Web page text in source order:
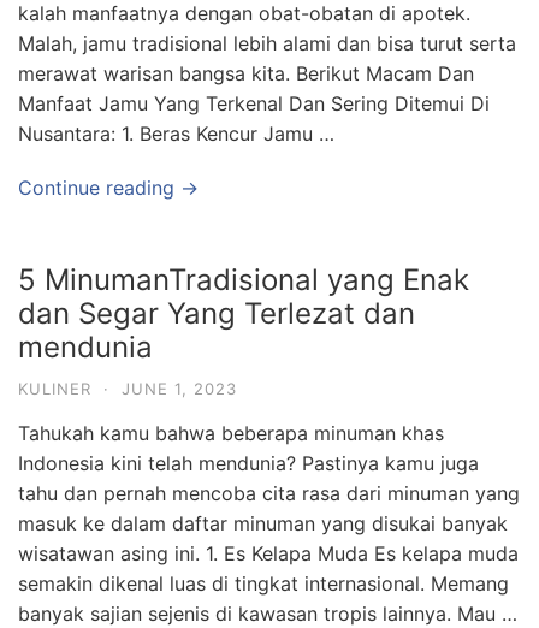
kalah manfaatnya dengan obat-obatan di apotek.
Malah, jamu tradisional lebih alami dan bisa turut serta
merawat warisan bangsa kita. Berikut Macam Dan
Manfaat Jamu Yang Terkenal Dan Sering Ditemui Di
Nusantara: 1. Beras Kencur Jamu …
Continue reading →
5 MinumanTradisional yang Enak
dan Segar Yang Terlezat dan
mendunia
KULINER · JUNE 1, 2023
Tahukah kamu bahwa beberapa minuman khas
Indonesia kini telah mendunia? Pastinya kamu juga
tahu dan pernah mencoba cita rasa dari minuman yang
masuk ke dalam daftar minuman yang disukai banyak
wisatawan asing ini. 1. Es Kelapa Muda Es kelapa muda
semakin dikenal luas di tingkat internasional. Memang
banyak sajian sejenis di kawasan tropis lainnya. Mau …